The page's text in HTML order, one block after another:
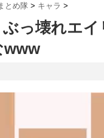
とめ隊 > キャラ >
ぶっ壊れエ
www